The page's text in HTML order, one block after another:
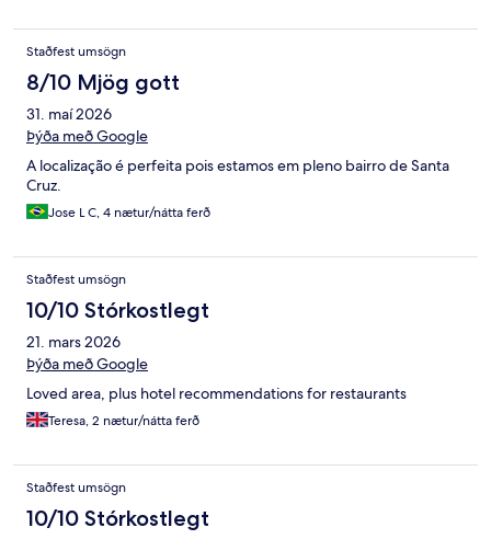
Staðfest umsögn
8/10 Mjög gott
31. maí 2026
Þýða með Google
A localização é perfeita pois estamos em pleno bairro de Santa
Cruz.
Jose L C, 4 nætur/nátta ferð
Staðfest umsögn
10/10 Stórkostlegt
21. mars 2026
Þýða með Google
Loved area, plus hotel recommendations for restaurants
Teresa, 2 nætur/nátta ferð
Staðfest umsögn
10/10 Stórkostlegt